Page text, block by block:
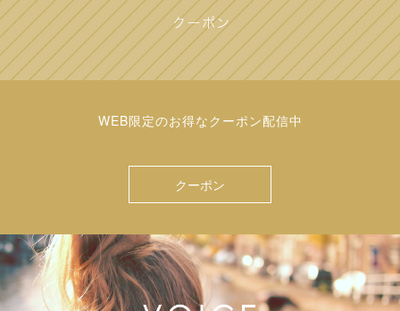
WEB限定のお得なクーポン配信中
クーポン